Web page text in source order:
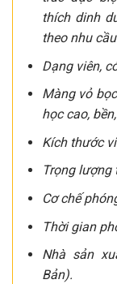
thích dinh
theo nhu
Dạng viên,
Màng vỏ
học cao,
Kích thước
Trọng lượng
Cơ chế
Thời gian
Nhà sản
Bản).